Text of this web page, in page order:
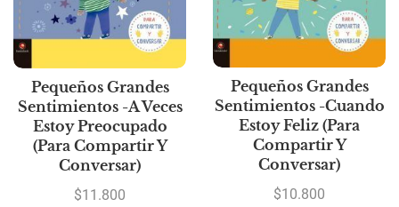
Pequeños Grandes
Sentimientos -A Veces
Estoy Preocupado
(Para Compartir Y
Conversar)
$11.800
Pequeños Grandes
Sentimientos -Cuando
Estoy Feliz (Para
Compartir Y
Conversar)
$10.800